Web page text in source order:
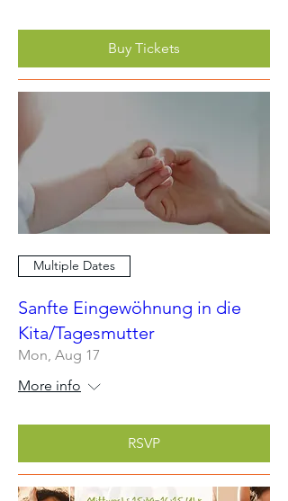
Buy Tickets
Multiple Dates
Sanfte Eingewöhnung in die
Kita/Tagesmutter
Mon, Aug 17
More info
RSVP